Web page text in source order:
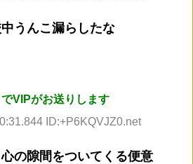
うんこ漏らしたな
VIPがお送りします
ID:+P6KQVJZ0.net
の隙間をついてくる便意